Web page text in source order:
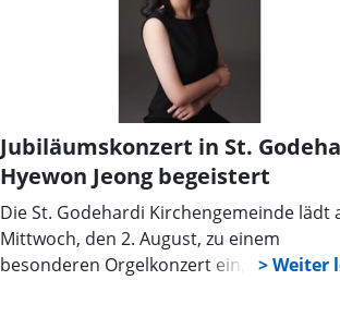
Jubiläumskonzert in St.
Hyewon Jeong begeistert
Die St. Godehardi Kirchengemeinde lädt
Mittwoch, den 2. August, zu einem
besonderen Orgelkonzert ein, um das